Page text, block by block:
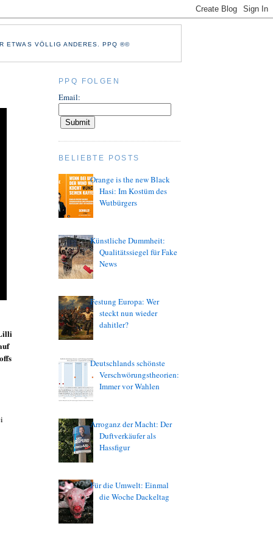
ETWAS VÖLLIG ANDERES. PPQ ®©
PPQ FOLGEN
Email:
BELIEBTE POSTS
Orange is the new Black
Hasi: Im Kostüm des
Wutbürgers
Künstliche Dummheit:
Qualitätssiegel für Fake
News
Festung Europa: Wer
steckt nun wieder
dahitler?
Deutschlands schönste
Verschwörungstheorien:
Immer vor Wahlen
Arroganz der Macht: Der
Duftverkäufer als
Hassfigur
Für die Umwelt: Einmal
die Woche Dackeltag